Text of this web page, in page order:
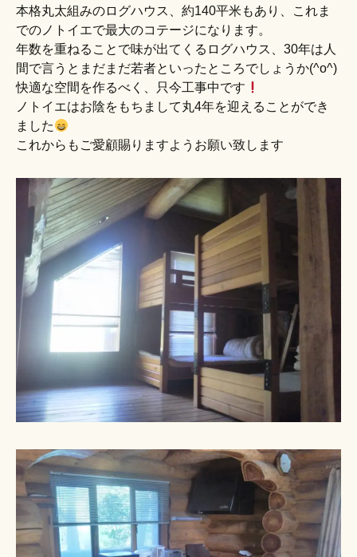
本格丸太組みのログハウス、約140平米もあり、これま
でのノトイエで最大のコテージになります。
年数を重ねることで味が出てくるログハウス、30年は人
間で言うとまだまだ若者といったところでしょうか(^o^)
快適な空間を作るべく、只今工事中です
ノトイエはお陰をもちまして丸4年を迎えることができ
ました
これからもご愛顧賜りますようお願い致します